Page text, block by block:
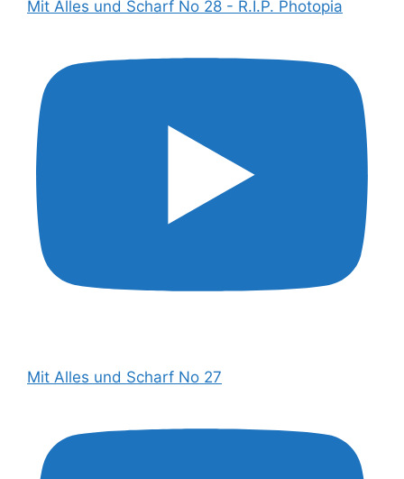
Mit Alles und Scharf No 28 - R.I.P. Photopia
Mit Alles und Scharf No 27